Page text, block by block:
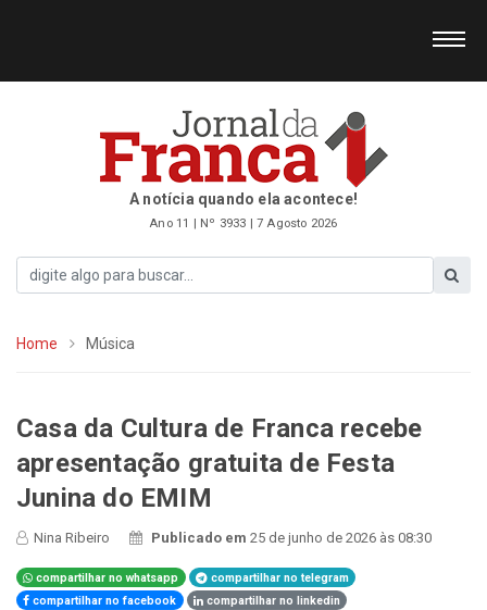
A notícia quando ela acontece!
Ano 11 | Nº 3933 | 7 Agosto 2026
Home Música
Casa da Cultura de Franca recebe
apresentação gratuita de Festa
Junina do EMIM
Nina Ribeiro Publicado em25 de junho de 2026 às 08:30
compartilhar no whatsapp
compartilhar no telegram
compartilhar no facebook
compartilhar no linkedin